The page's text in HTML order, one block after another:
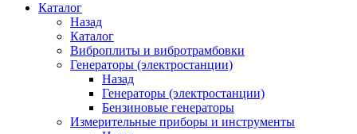
Каталог
Назад
Каталог
Виброплиты и вибротрамбовки
Генераторы (электростанции)
Назад
Генераторы (электростанции)
Бензиновые генераторы
Измерительные приборы и инструменты